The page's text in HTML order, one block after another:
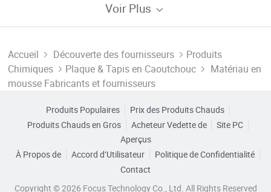
Voir Plus
Accueil Découverte des fournisseurs
Produits
Chimiques
Plaque & Tapis en Caoutchouc
Matériau en
mousse Fabricants et fournisseurs
Produits Populaires
Prix des Produits Chauds
Produits Chauds en Gros
Acheteur Vedette de
Site PC
Aperçus
À Propos de
Accord d’Utilisateur
Politique de Confidentialité
Contact
Copyright © 2026 Focus Technology Co., Ltd. All Rights Reserved